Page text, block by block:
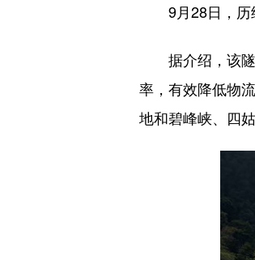
9月28日，历
据介绍，该
率，有效降低物
地和碧峰峡、四